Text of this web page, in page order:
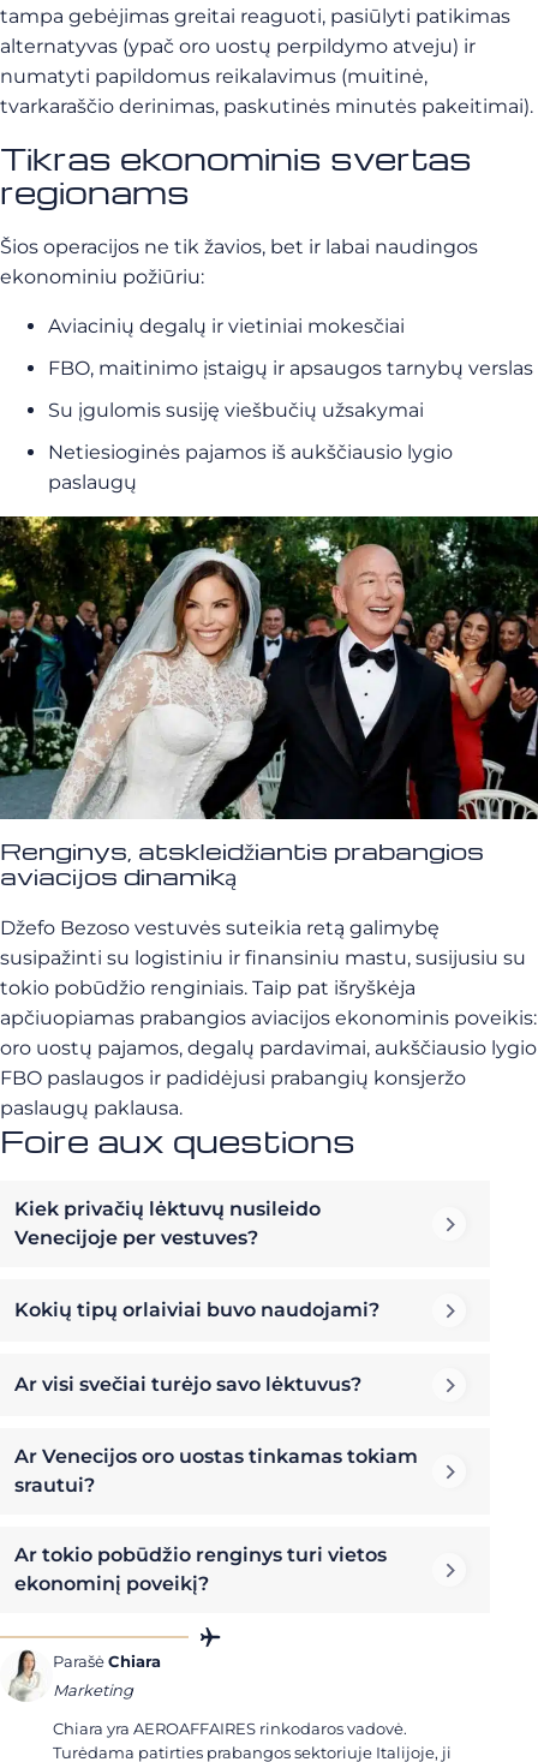
tampa gebėjimas greitai reaguoti, pasiūlyti patikimas
alternatyvas (ypač oro uostų perpildymo atveju) ir
numatyti papildomus reikalavimus (muitinė,
tvarkaraščio derinimas, paskutinės minutės pakeitimai).
Tikras ekonominis svertas
regionams
Šios operacijos ne tik žavios, bet ir labai naudingos
ekonominiu požiūriu:
Aviacinių degalų ir vietiniai mokesčiai
FBO, maitinimo įstaigų ir apsaugos tarnybų verslas
Su įgulomis susiję viešbučių užsakymai
Netiesioginės pajamos iš aukščiausio lygio
paslaugų
Renginys, atskleidžiantis prabangios
aviacijos dinamiką
Džefo Bezoso vestuvės suteikia retą galimybę
susipažinti su logistiniu ir finansiniu mastu, susijusiu su
tokio pobūdžio renginiais. Taip pat išryškėja
apčiuopiamas prabangios aviacijos ekonominis poveikis:
oro uostų pajamos, degalų pardavimai, aukščiausio lygio
FBO paslaugos ir padidėjusi prabangių konsjeržo
paslaugų paklausa.
Foire aux questions
Kiek privačių lėktuvų nusileido
Venecijoje per vestuves?
Kokių tipų orlaiviai buvo naudojami?
Ar visi svečiai turėjo savo lėktuvus?
Ar Venecijos oro uostas tinkamas tokiam
srautui?
Ar tokio pobūdžio renginys turi vietos
ekonominį poveikį?
ParašėChiara
Marketing
Chiara yra AEROAFFAIRES rinkodaros vadovė.
Turėdama patirties prabangos sektoriuje Italijoje, ji